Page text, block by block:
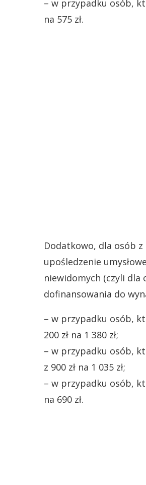
– w przypadku osób,
na 575 zł.
Dodatkowo, dla osób
upośledzenie
niewidomych (czyli dla
dofinansowania do
– w przypadku osób,
200 zł na 1 380 zł;
– w przypadku osób,
z 900 zł na 1 035 zł;
– w przypadku osób,
na 690 zł.